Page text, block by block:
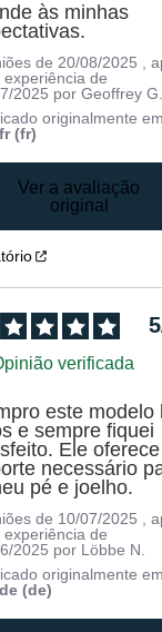
às minhas
de 20/08/2025
,
experiência de
2025 porGeoffrey
originalmente
(fr)
Ver a avaliação
original
5
verificada
este modelo
e sempre fiquei
Ele
necessário
pé e joelho.
de 10/07/2025
,
experiência de
2025 por Löbbe N.
originalmente
(de)